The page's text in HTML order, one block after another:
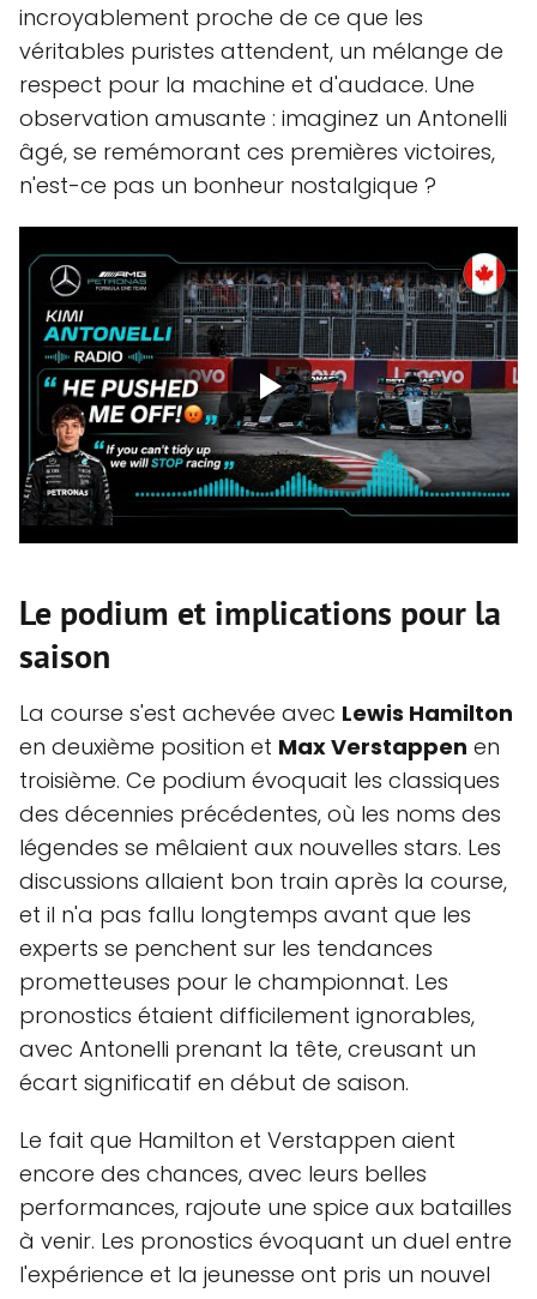
incroyablement proche de ce que les
véritables puristes attendent, un mélange de
respect pour la machine et d'audace. Une
observation amusante : imaginez un Antonelli
âgé, se remémorant ces premières victoires,
n'est-ce pas un bonheur nostalgique ?
Le podium et implications pour la
saison
La course s'est achevée avec Lewis Hamilton
en deuxième position et Max Verstappen en
troisième. Ce podium évoquait les classiques
des décennies précédentes, où les noms des
légendes se mêlaient aux nouvelles stars. Les
discussions allaient bon train après la course,
et il n'a pas fallu longtemps avant que les
experts se penchent sur les tendances
prometteuses pour le championnat. Les
pronostics étaient difficilement ignorables,
avec Antonelli prenant la tête, creusant un
écart significatif en début de saison.
Le fait que Hamilton et Verstappen aient
encore des chances, avec leurs belles
performances, rajoute une spice aux batailles
à venir. Les pronostics évoquant un duel entre
l'expérience et la jeunesse ont pris un nouvel